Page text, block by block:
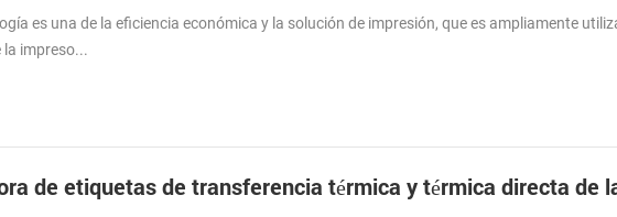
es una de la eficiencia económica y la solución de impresión, que es ampliamente
impreso...